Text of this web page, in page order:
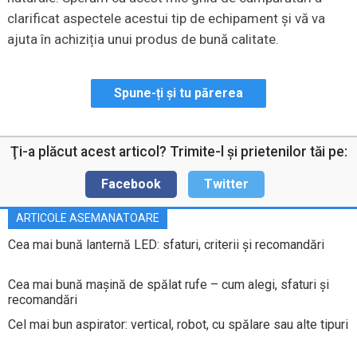
clarificat aspectele acestui tip de echipament și vă va
ajuta în achiziția unui produs de bună calitate.
Spune-ți și tu părerea
Ţi-a plăcut acest articol? Trimite-l şi prietenilor tăi pe:
Facebook Twitter
ARTICOLE ASEMANATOARE
Cea mai bună lanternă LED: sfaturi, criterii și recomandări
Cea mai bună mașină de spălat rufe – cum alegi, sfaturi și
recomandări
Cel mai bun aspirator: vertical, robot, cu spălare sau alte tipuri